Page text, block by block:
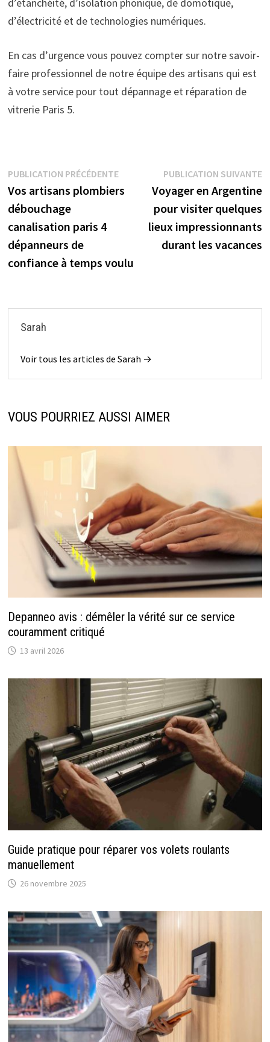
d’électricité et de technologies numériques.
En cas d’urgence vous pouvez compter sur notre savoir-
faire professionnel de notre équipe des artisans qui est
à votre service pour tout dépannage et réparation de
vitrerie Paris 5.
Navigation
de
l’article
PUBLICATION PRÉCÉDENTEPublication
précédente :
Vos artisans plombiers
débouchage
canalisation paris 4
dépanneurs de
confiance à temps voulu
PUBLICATION SUIVANTE
Voyager en Argentine
pour visiter quelques
lieux impressionnants
durant les vacances
Sarah
Voir tous les articles de Sarah →
VOUS POURRIEZ AUSSI AIMER
Depanneo avis : démêler la vérité sur ce service
couramment critiqué
13 avril 2026
Guide pratique pour réparer vos volets roulants
manuellement
26 novembre 2025